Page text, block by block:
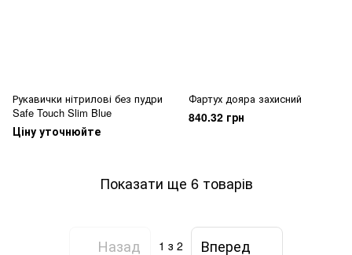
Рукавички нітрилові без пудри
Safe Touch Slim Blue
Ціну уточнюйте
Фартух дояра захисний
840.32 грн
Показати ще 6 товарів
Назад 1 з 2 Вперед